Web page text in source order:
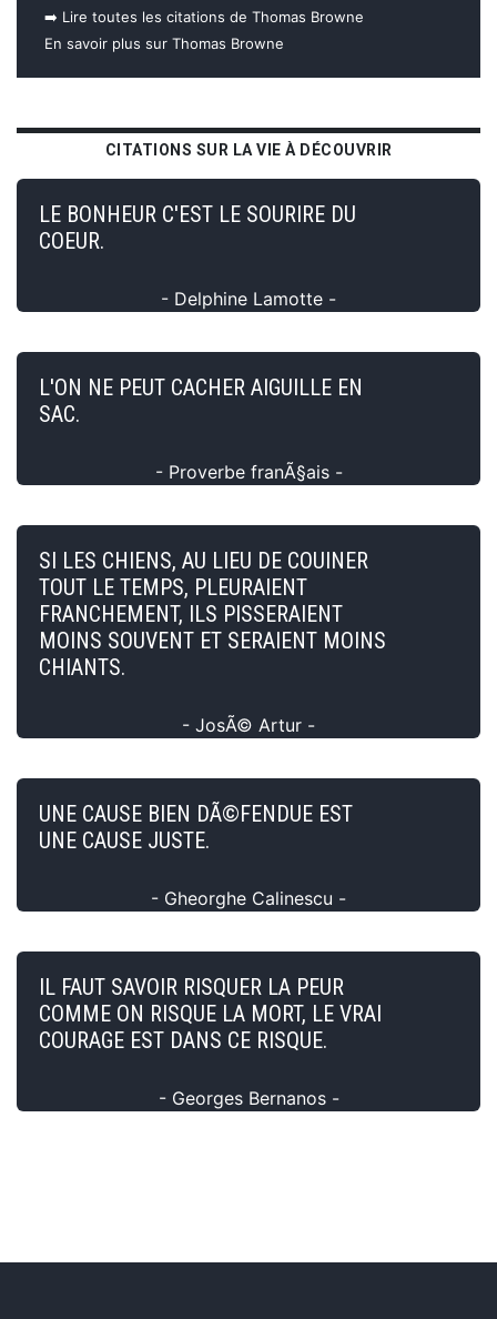
➡️ Lire toutes les citations de Thomas Browne
En savoir plus sur Thomas Browne
CITATIONS SUR LA VIE À DÉCOUVRIR
LE BONHEUR C'EST LE SOURIRE DU
COEUR.
- Delphine Lamotte -
L'ON NE PEUT CACHER AIGUILLE EN
SAC.
- Proverbe franÃ§ais -
SI LES CHIENS, AU LIEU DE COUINER
TOUT LE TEMPS, PLEURAIENT
FRANCHEMENT, ILS PISSERAIENT
MOINS SOUVENT ET SERAIENT MOINS
CHIANTS.
- JosÃ© Artur -
UNE CAUSE BIEN DÃ©FENDUE EST
UNE CAUSE JUSTE.
- Gheorghe Calinescu -
IL FAUT SAVOIR RISQUER LA PEUR
COMME ON RISQUE LA MORT, LE VRAI
COURAGE EST DANS CE RISQUE.
- Georges Bernanos -